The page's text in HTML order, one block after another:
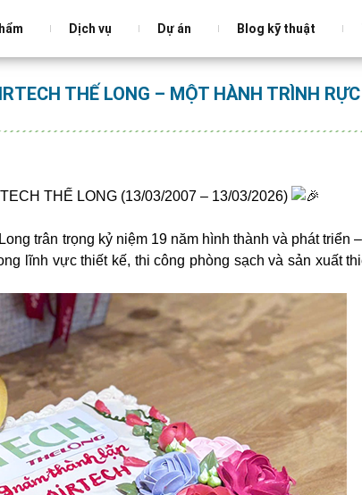
Dịch vụ Dự án Blog kỹ thuật
THẾ LONG – MỘT HÀNH TRÌNH RỰC
THẾ LONG (13/03/2007 – 13/03/2026)
trân trọng kỷ niệm 19 năm hình thành và phát triển
lĩnh vực thiết kế, thi công phòng sạch và sản xuất